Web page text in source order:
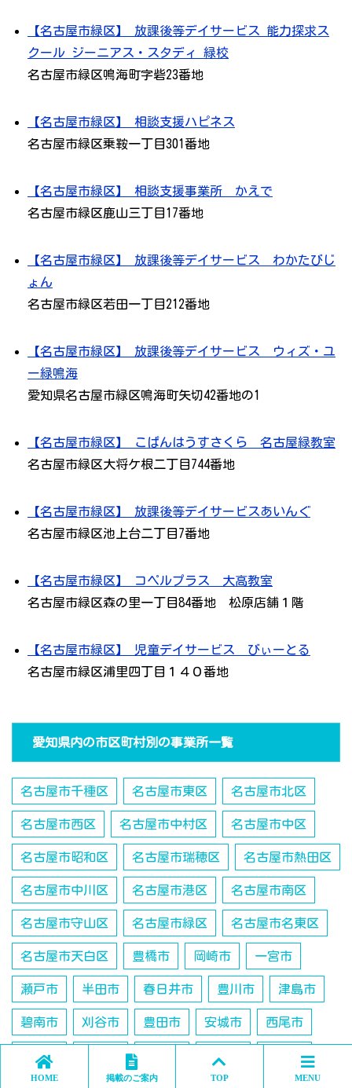
【名古屋市緑区】 放課後等デイサービス 能力探求ス
クール ジーニアス・スタディ 緑校
名古屋市緑区鳴海町字砦23番地
【名古屋市緑区】 相談支援ハピネス
名古屋市緑区乗鞍一丁目301番地
【名古屋市緑区】 相談支援事業所 かえで
名古屋市緑区鹿山三丁目17番地
【名古屋市緑区】 放課後等デイサービス わかたびじ
ょん
名古屋市緑区若田一丁目212番地
【名古屋市緑区】 放課後等デイサービス ウィズ・ユ
ー緑鳴海
愛知県名古屋市緑区鳴海町矢切42番地の1
【名古屋市緑区】 こぱんはうすさくら 名古屋緑教室
名古屋市緑区大将ケ根二丁目744番地
【名古屋市緑区】 放課後等デイサービスあいんぐ
名古屋市緑区池上台二丁目7番地
【名古屋市緑区】 コペルプラス 大高教室
名古屋市緑区森の里一丁目84番地 松原店舗１階
【名古屋市緑区】 児童デイサービス びぃーとる
名古屋市緑区浦里四丁目１４０番地
愛知県内の市区町村別の事業所一覧
名古屋市千種区 名古屋市東区 名古屋市北区
名古屋市西区 名古屋市中村区 名古屋市中区
名古屋市昭和区 名古屋市瑞穂区 名古屋市熱田区
名古屋市中川区 名古屋市港区 名古屋市南区
名古屋市守山区 名古屋市緑区 名古屋市名東区
名古屋市天白区 豊橋市 岡崎市 一宮市
瀬戸市 半田市 春日井市 豊川市 津島市
碧南市 刈谷市 豊田市 安城市 西尾市
蒲郡市 江南市 小牧市
HOME 掲載のご案内 TOP MENU